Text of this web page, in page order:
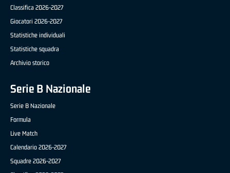
Classifica 2026-2027
Giocatori 2026-2027
Statistiche individuali
Statistiche squadra
Archivio storico
Serie B Nazionale
Serie B Nazionale
Formula
Live Match
Calendario 2026-2027
Squadre 2026-2027